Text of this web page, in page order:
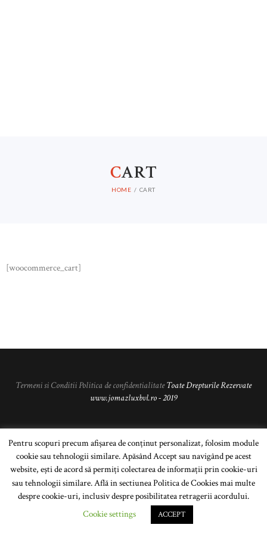
CART
HOME CART
[woocommerce_cart]
Termeni si ConditiiPolitica de confidentialitateToate Drepturile Rezervate
www.jomazluxbvl.ro - 2019
Pentru scopuri precum afișarea de conținut personalizat, folosim module
cookie sau tehnologii similare. Apăsând Accept sau navigând pe acest
website, ești de acord să permiți colectarea de informații prin cookie-uri
sau tehnologii similare. Află in sectiunea Politica de Cookies mai multe
despre cookie-uri, inclusiv despre posibilitatea retragerii acordului.
Cookie settings
ACCEPT